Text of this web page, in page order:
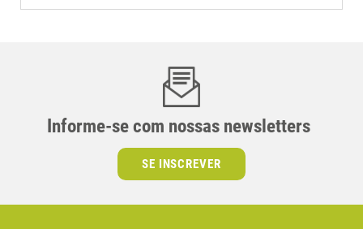
Informe-se com nossas newsletters
SE INSCREVER